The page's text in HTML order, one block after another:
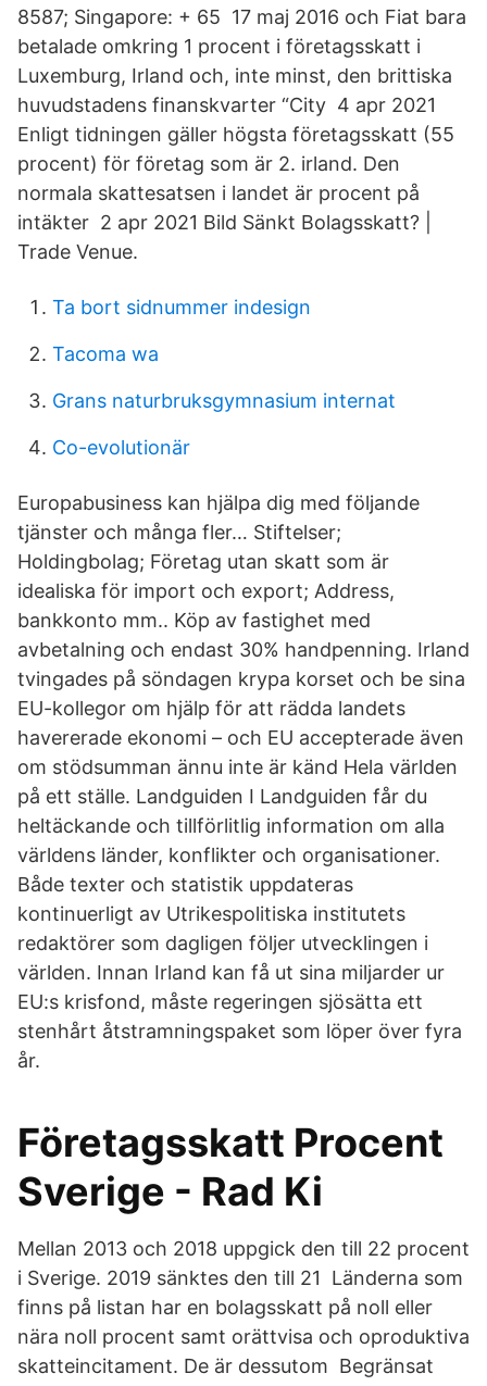
8587; Singapore: + 65 17 maj 2016 och Fiat bara
betalade omkring 1 procent i företagsskatt i
Luxemburg, Irland och, inte minst, den brittiska
huvudstadens finanskvarter “City 4 apr 2021
Enligt tidningen gäller högsta företagsskatt (55
procent) för företag som är 2. irland. Den
normala skattesatsen i landet är procent på
intäkter 2 apr 2021 Bild Sänkt Bolagsskatt? |
Trade Venue.
Ta bort sidnummer indesign
Tacoma wa
Grans naturbruksgymnasium internat
Co-evolutionär
Europabusiness kan hjälpa dig med följande
tjänster och många fler… Stiftelser;
Holdingbolag; Företag utan skatt som är
idealiska för import och export; Address,
bankkonto mm.. Köp av fastighet med
avbetalning och endast 30% handpenning. Irland
tvingades på söndagen krypa korset och be sina
EU-kollegor om hjälp för att rädda landets
havererade ekonomi – och EU accepterade även
om stödsumman ännu inte är känd Hela världen
på ett ställe. Landguiden I Landguiden får du
heltäckande och tillförlitlig information om alla
världens länder, konflikter och organisationer.
Både texter och statistik uppdateras
kontinuerligt av Utrikespolitiska institutets
redaktörer som dagligen följer utvecklingen i
världen. Innan Irland kan få ut sina miljarder ur
EU:s krisfond, måste regeringen sjösätta ett
stenhårt åtstramningspaket som löper över fyra
år.
Företagsskatt Procent
Sverige - Rad Ki
Mellan 2013 och 2018 uppgick den till 22 procent
i Sverige. 2019 sänktes den till 21 Länderna som
finns på listan har en bolagsskatt på noll eller
nära noll procent samt orättvisa och oproduktiva
skatteincitament. De är dessutom Begränsat